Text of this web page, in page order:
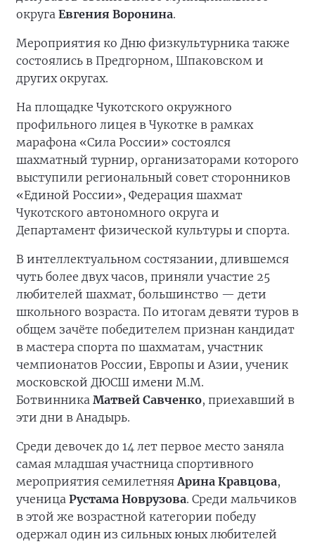
округа Евгения Воронина.
Мероприятия ко Дню физкультурника также
состоялись в Предгорном, Шпаковском и
других округах.
На площадке Чукотского окружного
профильного лицея в Чукотке в рамках
марафона «Сила России» состоялся
шахматный турнир, организаторами которого
выступили региональный совет сторонников
«Единой России», Федерация шахмат
Чукотского автономного округа и
Департамент физической культуры и спорта.
В интеллектуальном состязании, длившемся
чуть более двух часов, приняли участие 25
любителей шахмат, большинство — дети
школьного возраста. По итогам девяти туров в
общем зачёте победителем признан кандидат
в мастера спорта по шахматам, участник
чемпионатов России, Европы и Азии, ученик
московской ДЮСШ имени М.М.
Ботвинника Матвей Савченко, приехавший в
эти дни в Анадырь.
Среди девочек до 14 лет первое место заняла
самая младшая участница спортивного
мероприятия семилетняяАрина Кравцова,
ученица Рустама Новрузова. Среди мальчиков
в этой же возрастной категории победу
одержал один из сильных юных любителей